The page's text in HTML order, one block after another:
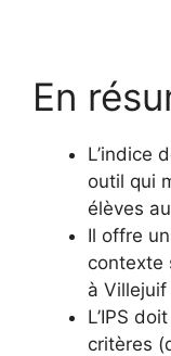
En
L’indice
outil qui
élèves
Il offre
contexte
à
L’IPS
critères